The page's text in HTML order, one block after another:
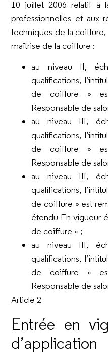
10 juillet 2006 relatif à
professionnelles et aux
techniques de la
maîtrise de la coiffure :
au niveau II,
qualifications,
de coiffure »
Responsable de
au niveau III,
qualifications,
de coiffure »
Responsable de
au niveau III,
qualifications,
de coiffure » est
étendu En vigueur
de coiffure » ;
au niveau III,
qualifications,
de coiffure »
Responsable de
Article 2
Entrée en
d’application